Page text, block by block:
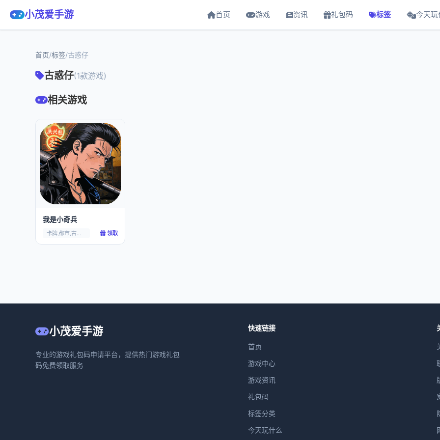
小茂爱手游 首页 游戏 资讯 礼包码 标签 今天玩
首页/标签/古惑仔
古惑仔(1款游戏)
相关游戏
我是小奇兵
卡牌,都市,古惑仔, 领取
小茂爱手游
专业的游戏礼包码申请平台，提供热门游戏礼包
码免费领取服务
快速链接
首页
游戏中心
游戏资讯
礼包码
标签分类
今天玩什么